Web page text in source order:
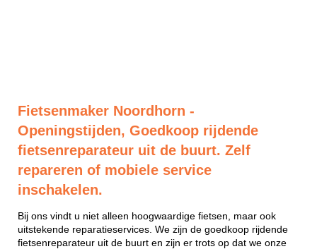
Fietsenmaker Noordhorn -
Openingstijden, Goedkoop rijdende
fietsenreparateur uit de buurt. Zelf
repareren of mobiele service
inschakelen.
Bij ons vindt u niet alleen hoogwaardige fietsen, maar ook
uitstekende reparatieservices. We zijn de goedkoop rijdende
fietsenreparateur uit de buurt en zijn er trots op dat we onze